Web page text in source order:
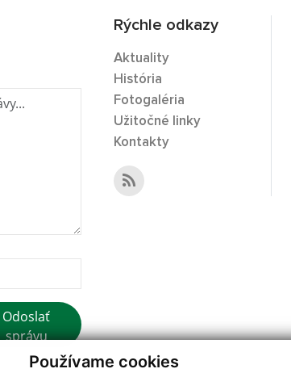
Používame cookies
Odoslať
správu
Rýchle odkazy
Aktuality
História
Fotogaléria
Užitočné linky
Kontakty